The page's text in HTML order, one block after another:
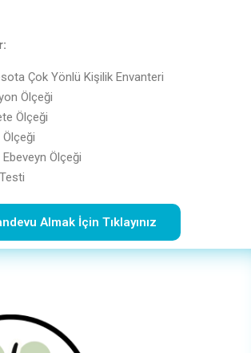
Çok Yönlü Kişilik Envanteri
Ölçeği
Ölçeği
Ölçeği
Almak İçin Tıklayınız